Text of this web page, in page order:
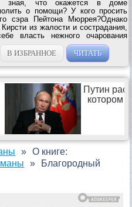
зная, что окажется в доме
о помощи? У кого просить
сэра Пейтона Мюррея?Однако
из жалости и сострадания,
власть нежного очарования
не в силах сдерживать свою
В ИЗБРАННОЕ ЧИТАТЬ
О книге:
Благородный